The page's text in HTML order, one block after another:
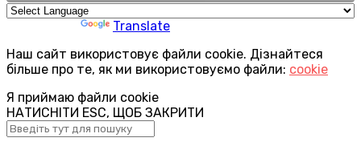
Translate
Наш сайт використовує файли cookie. Дізнайтеся
більше про те, як ми використовуємо файли: cookie
Я приймаю файли cookie
НАТИСНІТИ ESC, ЩОБ ЗАКРИТИ